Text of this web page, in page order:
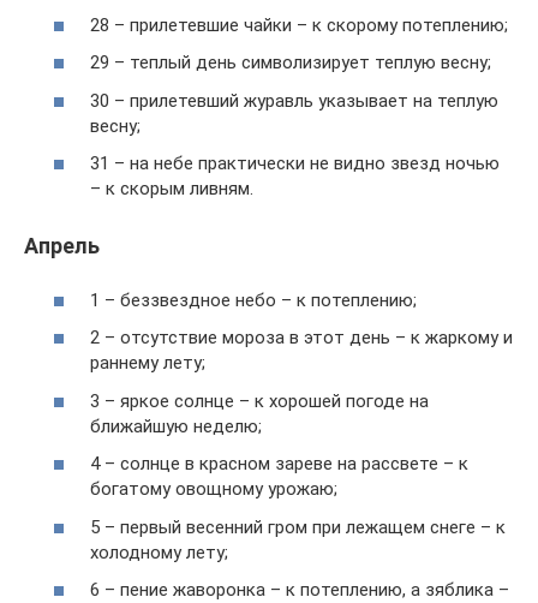
28 – прилетевшие чайки – к скорому потеплению;
29 – теплый день символизирует теплую весну;
30 – прилетевший журавль указывает на теплую
весну;
31 – на небе практически не видно звезд ночью
– к скорым ливням.
Апрель
1 – беззвездное небо – к потеплению;
2 – отсутствие мороза в этот день – к жаркому и
раннему лету;
3 – яркое солнце – к хорошей погоде на
ближайшую неделю;
4 – солнце в красном зареве на рассвете – к
богатому овощному урожаю;
5 – первый весенний гром при лежащем снеге – к
холодному лету;
6 – пение жаворонка – к потеплению, а зяблика –